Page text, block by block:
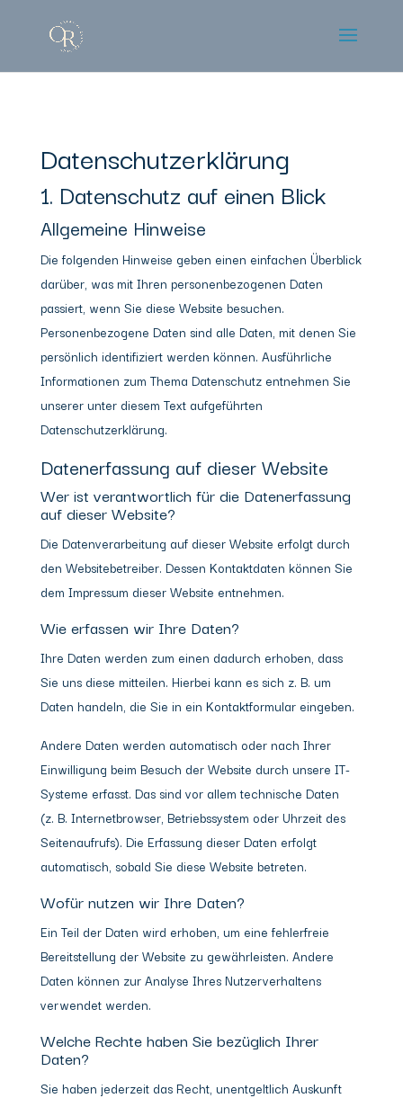
Datenschutz­erklärung
1. Datenschutz auf einen Blick
Allgemeine Hinweise
Die folgenden Hinweise geben einen einfachen Überblick
darüber, was mit Ihren personenbezogenen Daten
passiert, wenn Sie diese Website besuchen.
Personenbezogene Daten sind alle Daten, mit denen Sie
persönlich identifiziert werden können. Ausführliche
Informationen zum Thema Datenschutz entnehmen Sie
unserer unter diesem Text aufgeführten
Datenschutzerklärung.
Datenerfassung auf dieser Website
Wer ist verantwortlich für die Datenerfassung
auf dieser Website?
Die Datenverarbeitung auf dieser Website erfolgt durch
den Websitebetreiber. Dessen Kontaktdaten können Sie
dem Impressum dieser Website entnehmen.
Wie erfassen wir Ihre Daten?
Ihre Daten werden zum einen dadurch erhoben, dass
Sie uns diese mitteilen. Hierbei kann es sich z. B. um
Daten handeln, die Sie in ein Kontaktformular eingeben.
Andere Daten werden automatisch oder nach Ihrer
Einwilligung beim Besuch der Website durch unsere IT-
Systeme erfasst. Das sind vor allem technische Daten
(z. B. Internetbrowser, Betriebssystem oder Uhrzeit des
Seitenaufrufs). Die Erfassung dieser Daten erfolgt
automatisch, sobald Sie diese Website betreten.
Wofür nutzen wir Ihre Daten?
Ein Teil der Daten wird erhoben, um eine fehlerfreie
Bereitstellung der Website zu gewährleisten. Andere
Daten können zur Analyse Ihres Nutzerverhaltens
verwendet werden.
Welche Rechte haben Sie bezüglich Ihrer
Daten?
Sie haben jederzeit das Recht, unentgeltlich Auskunft